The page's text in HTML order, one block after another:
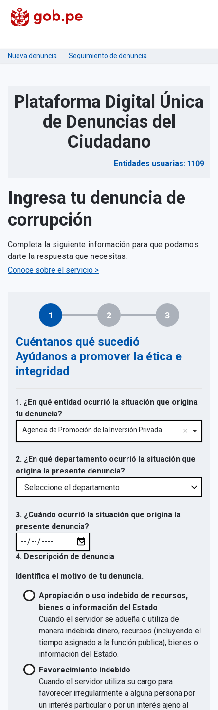
Nueva denuncia Seguimiento de denuncia
Plataforma Digital Única
de Denuncias del
Ciudadano
Entidades usuarias: 1109
Ingresa tu denuncia de
corrupción
Completa la siguiente información para que podamos
darte la respuesta que necesitas.
Conoce sobre el servicio >
1 2 3
Cuéntanos qué sucedió
Ayúdanos a promover la ética e
integridad
1. ¿En qué entidad ocurrió la situación que origina
tu denuncia?
Agencia de Promoción de la Inversión Privada
2. ¿En qué departamento ocurrió la situación que
origina la presente denuncia?
3. ¿Cuándo ocurrió la situación que origina la
presente denuncia?
4. Descripción de denuncia
Identifica el motivo de tu denuncia.
Apropiación o uso indebido de recursos,
bienes o información del Estado
Cuando el servidor se adueña o utiliza de
manera indebida dinero, recursos (incluyendo el
tiempo asignado a la función pública), bienes o
información del Estado.
Favorecimiento indebido
Cuando el servidor utiliza su cargo para
favorecer irregularmente a alguna persona por
un interés particular o por un interés ajeno al